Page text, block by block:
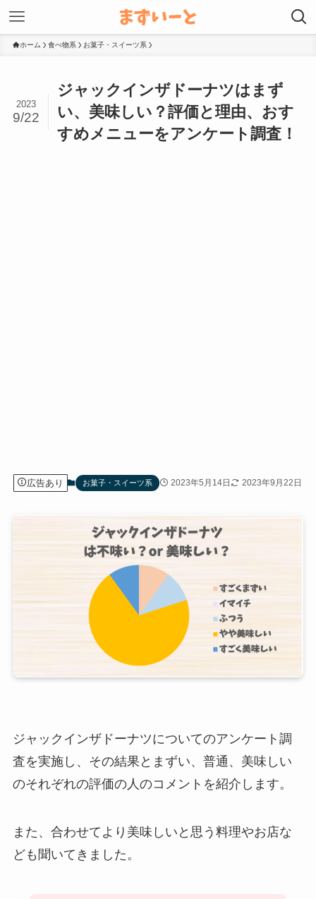
ホーム 食べ物系 お菓子・スイーツ系
ジャックインザドーナツはまず
い、美味しい？評価と理由、おす
すめメニューをアンケート調査！
2023
9/22
広告あり お菓子・スイーツ系 2023年5月14日 2023年9月22日
ジャックインザドーナツについてのアンケート調
査を実施し、その結果とまずい、普通、美味しい
のそれぞれの評価の人のコメントを紹介します。
また、合わせてより美味しいと思う料理やお店な
ども聞いてきました。